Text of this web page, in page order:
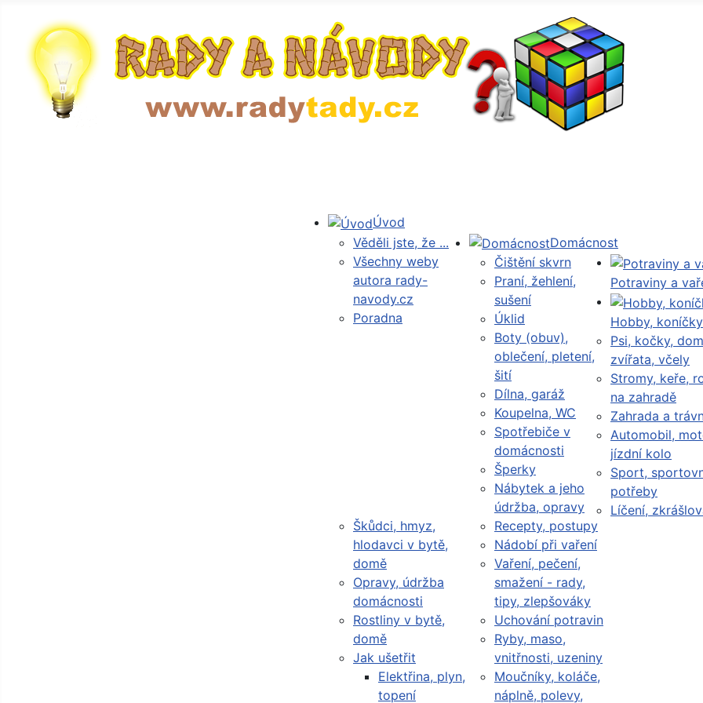
Úvod
Věděli jste, že ...
Všechny weby
autora rady-
navody.cz
Poradna
Domácnost
Čištění skvrn
Praní, žehlení,
sušení
Úklid
Boty (obuv),
oblečení, pletení,
šití
Dílna, garáž
Koupelna, WC
Spotřebiče v
domácnosti
Šperky
Nábytek a jeho
údržba, opravy
Škůdci, hmyz,
hlodavci v bytě,
domě
Opravy, údržba
domácnosti
Rostliny v bytě,
domě
Jak ušetřit
Elektřina, plyn,
topení
Potraviny a
Recepty, postupy
Nádobí při vaření
Vaření, pečení,
smažení - rady,
tipy, zlepšováky
Uchování potravin
Ryby, maso,
vnitřnosti, uzeniny
Moučníky, koláče,
náplně, polevy,
Hobby, koníčky
Psi, kočky,
zvířata, včely
Stromy, keře,
na zahradě
Zahrada a
Automobil,
jízdní kolo
Sport,
potřeby
Líčení,